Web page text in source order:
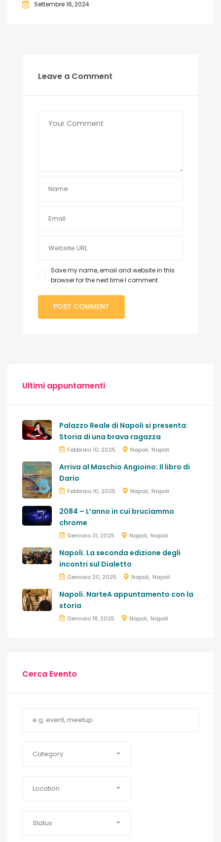
Settembre 16, 2024
Leave a Comment
Save my name, email and website in this
browser for the next time I comment.
Ultimi appuntamenti
Palazzo Reale di Napoli si presenta:
Storia di una brava ragazza
Febbraio 10, 2025 Napoli Napoli
Arriva al Maschio Angioino: Il libro di
Dario
Febbraio 10, 2025 Napoli Napoli
2084 – L’anno in cui bruciammo
chrome
Gennaio 31, 2025 Napoli Napoli
Napoli. La seconda edizione degli
incontri sul Dialetto
Gennaio 20, 2025 Napoli Napoli
Napoli. NarteA appuntamento con la
storia
Gennaio 18, 2025 Napoli Napoli
Cerca Evento
Category
Location
Status